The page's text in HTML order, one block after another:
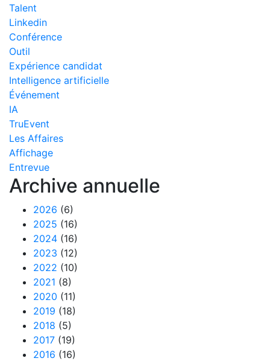
Talent
Linkedin
Conférence
Outil
Expérience candidat
Intelligence artificielle
Événement
IA
TruEvent
Les Affaires
Affichage
Entrevue
Archive annuelle
2026 (6)
2025 (16)
2024 (16)
2023 (12)
2022 (10)
2021 (8)
2020 (11)
2019 (18)
2018 (5)
2017 (19)
2016 (16)